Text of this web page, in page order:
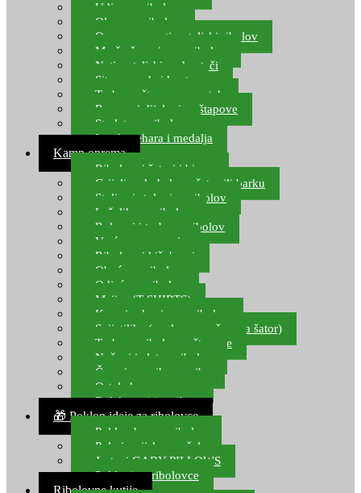
Udice za ribolov
Olovo za ribolov
Oprema za natjecateljski ribolov
Mreže čuvarice za ribolov
Natjecateljski podmetači
Sito, posude i kante
Torbe za štapove – match
Rezervni dijelovi za štapove
Starlete za ribolov
Izrada pehara i medalja
Kamp oprema
Ribolovni šatori i bivvy
Grijalice, kuhala za šator ili barku
Stolice i stolovi za ribolov
Ležaljke za ribolov
Ruksaci i torbe za ribolov
Vreće za spavanje
Ribolovni kišobrani
Obuća za ribolov
Odjeća za ribolov
Majice (T-SHIRTS)
Kape i rukavice za ribolov
Svijetiljke (naglavne, ručne, za šator)
Torbe za ribolovne štapove
Noževi i alat za ribolov
Čamci za prihranu ribe
Ostala kamp oprema
Dalekozori i optika
🎁 Poklon ideje za ribolovce
Poklon bon za ribolov
Polarizacijske naočale
Jastuci GABY PILLOWS
Pokloni za ribolovce
Ribolovne kutije